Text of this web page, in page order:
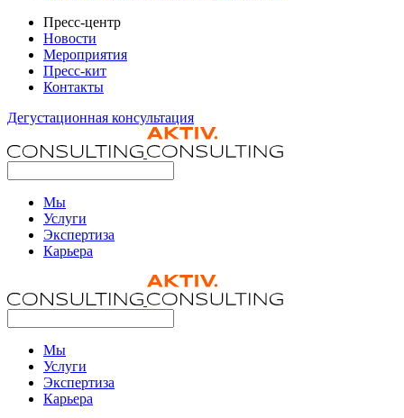
Пресс-центр
Новости
Мероприятия
Пресс-кит
Контакты
Дегустационная консультация
Мы
Услуги
Экспертиза
Карьера
Мы
Услуги
Экспертиза
Карьера